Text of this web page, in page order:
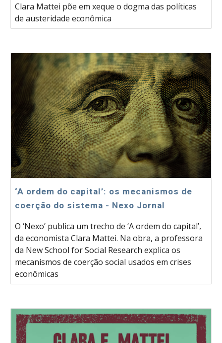
Clara Mattei põe em xeque o dogma das políticas
de austeridade econômica
‘A ordem do capital’: os mecanismos de
coerção do sistema - Nexo Jornal
O ‘Nexo’ publica um trecho de ‘A ordem do capital’,
da economista Clara Mattei. Na obra, a professora
da New School for Social Research explica os
mecanismos de coerção social usados em crises
econômicas